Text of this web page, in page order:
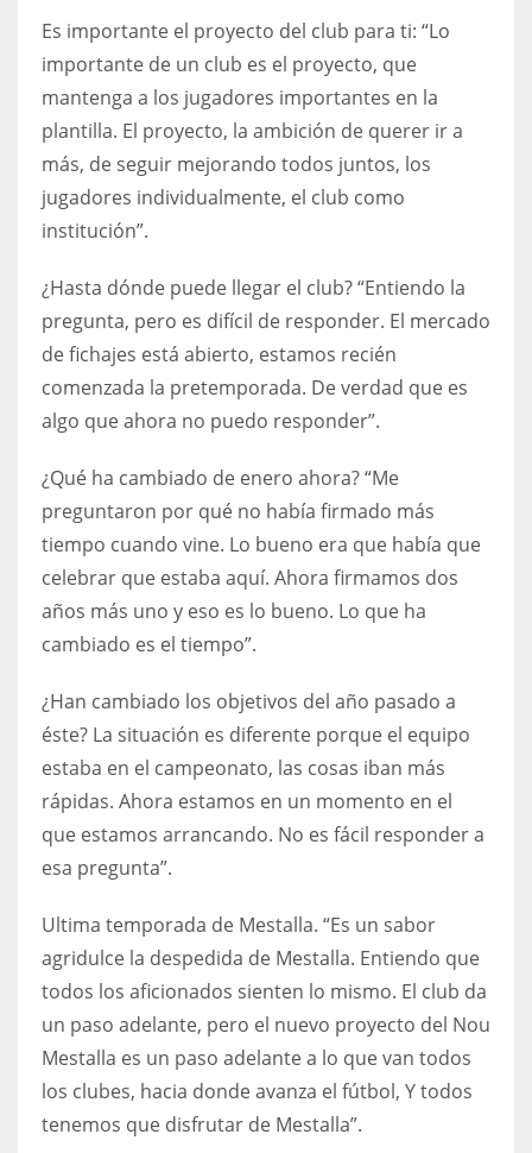
Es importante el proyecto del club para ti: “Lo
importante de un club es el proyecto, que
mantenga a los jugadores importantes en la
plantilla. El proyecto, la ambición de querer ir a
más, de seguir mejorando todos juntos, los
jugadores individualmente, el club como
institución”.
¿Hasta dónde puede llegar el club? “Entiendo la
pregunta, pero es difícil de responder. El mercado
de fichajes está abierto, estamos recién
comenzada la pretemporada. De verdad que es
algo que ahora no puedo responder”.
¿Qué ha cambiado de enero ahora? “Me
preguntaron por qué no había firmado más
tiempo cuando vine. Lo bueno era que había que
celebrar que estaba aquí. Ahora firmamos dos
años más uno y eso es lo bueno. Lo que ha
cambiado es el tiempo”.
¿Han cambiado los objetivos del año pasado a
éste? La situación es diferente porque el equipo
estaba en el campeonato, las cosas iban más
rápidas. Ahora estamos en un momento en el
que estamos arrancando. No es fácil responder a
esa pregunta”.
Ultima temporada de Mestalla. “Es un sabor
agridulce la despedida de Mestalla. Entiendo que
todos los aficionados sienten lo mismo. El club da
un paso adelante, pero el nuevo proyecto del Nou
Mestalla es un paso adelante a lo que van todos
los clubes, hacia donde avanza el fútbol, Y todos
tenemos que disfrutar de Mestalla”.